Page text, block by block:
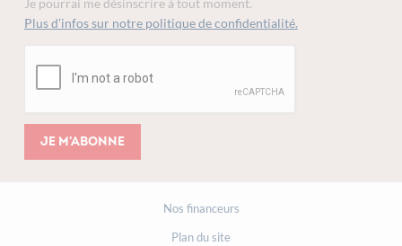
Je pourrai me désinscrire à tout moment.
Plus d’infos sur notre politique de confidentialité.
Je m'abonne
Nos financeurs
Plan du site